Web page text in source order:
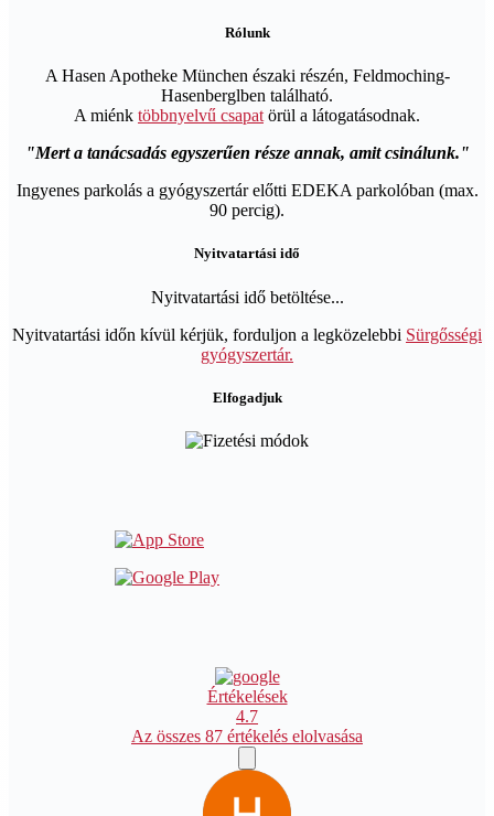
Rólunk
A Hasen Apotheke München északi részén, Feldmoching-
Hasenberglben található.
A miénk többnyelvű csapat örül a látogatásodnak.
Mert a tanácsadás egyszerűen része annak, amit csinálunk.
Ingyenes parkolás a gyógyszertár előtti EDEKA parkolóban (max.
90 percig).
Nyitvatartási idő
Nyitvatartási idő betöltése...
Nyitvatartási időn kívül kérjük, forduljon a legközelebbi Sürgősségi
gyógyszertár.
Elfogadjuk
Értékelések
4.7
Az összes 87 értékelés elolvasása